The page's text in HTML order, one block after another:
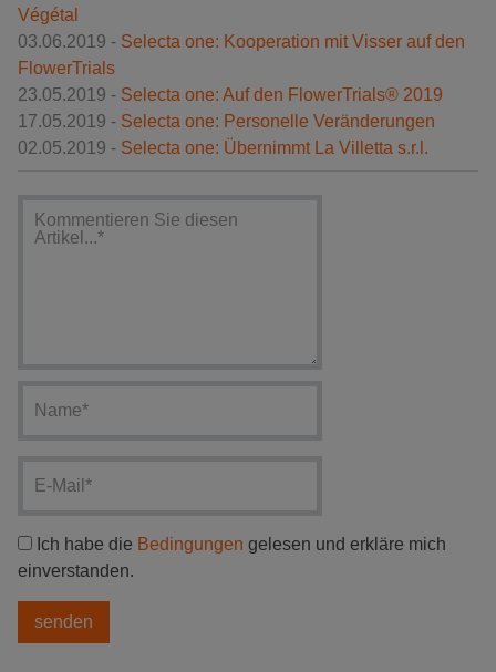
Végétal
03.06.2019 - Selecta one: Kooperation mit Visser auf den
FlowerTrials
23.05.2019 - Selecta one: Auf den FlowerTrials® 2019
17.05.2019 - Selecta one: Personelle Veränderungen
02.05.2019 - Selecta one: Übernimmt La Villetta s.r.l.
Ich habe die Bedingungen gelesen und erkläre mich
einverstanden.